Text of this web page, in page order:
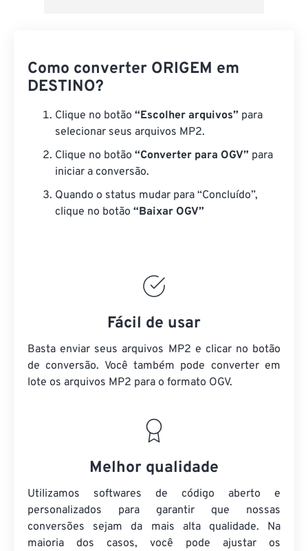
Como converter ORIGEM em
DESTINO?
Clique no botão “Escolher arquivos” para
selecionar seus arquivos MP2.
Clique no botão “Converter para OGV” para
iniciar a conversão.
Quando o status mudar para “Concluído”,
clique no botão “Baixar OGV”
Fácil de usar
Basta enviar seus arquivos MP2 e clicar no botão
de conversão. Você também pode converter em
lote os arquivos MP2 para o formato OGV.
Melhor qualidade
Utilizamos softwares de código aberto e
personalizados para garantir que nossas
conversões sejam da mais alta qualidade. Na
maioria dos casos, você pode ajustar os